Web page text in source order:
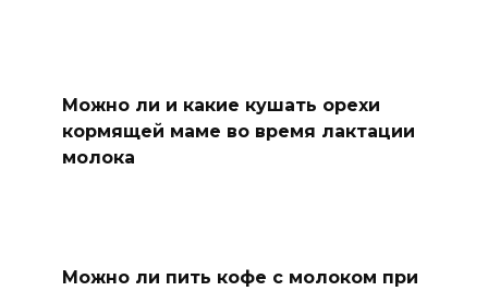
Можно ли и какие кушать орехи
кормящей маме во время лактации
молока
Можно ли пить кофе с молоком при